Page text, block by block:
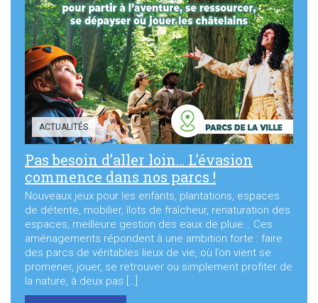
ACTUALITÉS
Pas besoin d’aller loin… L’évasion
commence dans nos parcs !
Nouveaux jeux pour les enfants, plantations, espaces
de détente, mobilier, îlots de fraîcheur, renaturation des
espaces, meilleure gestion des eaux de pluie… Ces
aménagements répondent à une ambition forte : faire
des parcs de véritables lieux de vie, où l’on vient se
promener, jouer, se retrouver ou simplement profiter de
la nature, à deux pas […]